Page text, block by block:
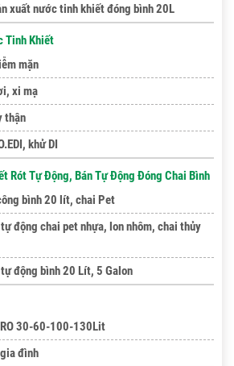
xuất nước tinh khiết đóng bình 20L
Tinh Khiết
mặn
xi mạ
thận
khử DI
Rót Tự Động, Bán Tự Động Đóng Chai Bình
bình 20 lít, chai Pet
động chai pet nhựa, lon nhôm, chai thủy
động bình 20 Lít, 5 Galon
30-60-100-130Lit
đình